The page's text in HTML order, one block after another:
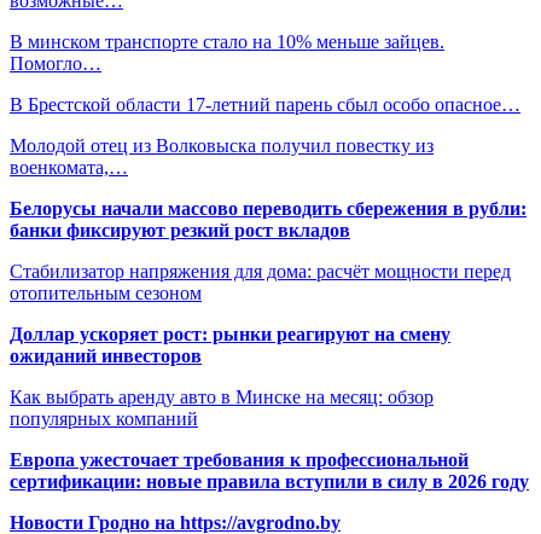
В минском транспорте стало на 10% меньше зайцев.
Помогло…
В Брестской области 17-летний парень сбыл особо опасное…
Молодой отец из Волковыска получил повестку из
военкомата,…
Белорусы начали массово переводить сбережения в рубли:
банки фиксируют резкий рост вкладов
Стабилизатор напряжения для дома: расчёт мощности перед
отопительным сезоном
Доллар ускоряет рост: рынки реагируют на смену
ожиданий инвесторов
Как выбрать аренду авто в Минске на месяц: обзор
популярных компаний
Европа ужесточает требования к профессиональной
сертификации: новые правила вступили в силу в 2026 году
Новости Гродно на https://avgrodno.by